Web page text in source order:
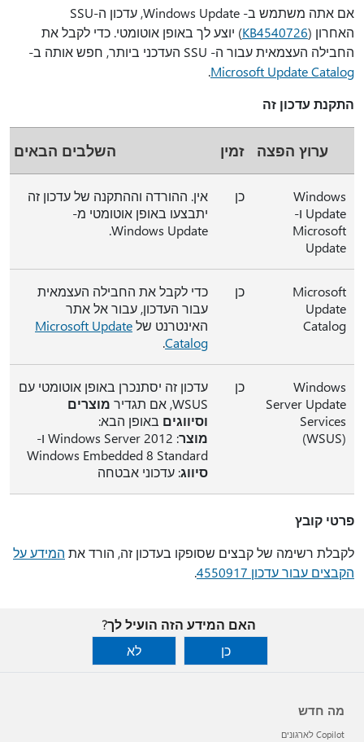
אם אתה משתמש ב- Windows Update, עדכון ה-SSU
האחרון (KB4540726) יוצע לך באופן אוטומטי. כדי לקבל את
החבילה העצמאית עבור ה- SSU העדכני ביותר, חפש אותה ב-
Microsoft Update Catalog
.
התקנת עדכון זה
ערוץ הפצה זמין השלבים הבאים
Windows
Update ו-
Microsoft
Update
כן
אין. ההורדה וההתקנה של עדכון זה
יתבצעו באופן אוטומטי מ-
Windows Update.
Microsoft
Update
Catalog
כן
כדי לקבל את החבילה העצמאית
עבור העדכון, עבור אל אתר
האינטרנט שלMicrosoft Update
Catalog
.
Windows
Server Update
Services
(‏WSUS)
כן
עדכון זה יסתנכרן באופן אוטומטי עם
WSUS, אם תגדיר
מוצרים
וסיווגים באופן הבא:
מוצר
: ‏Windows Server 2012 ו-
Windows Embedded 8 Standard
סיווג: עדכוני אבטחה
פרטי קובץ
לקבלת רשימה של קבצים שסופקו בעדכון זה, הורד את המידע על
הקבצים עבור עדכון 4550917
.
האם המידע הזה הועיל לך?
כן
לא
מה חדש
Copilot לארגונים